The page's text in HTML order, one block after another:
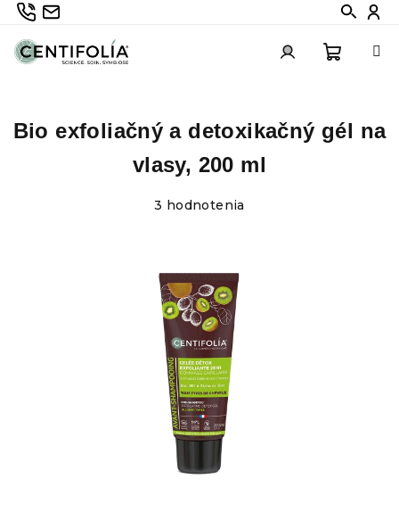
Prejsť
obsah
735 336 882
info@centifolia.cz Hledat
košík
Bio exfoliačný a detoxikačný gél na
vlasy, 200 ml
3 hodnotenia